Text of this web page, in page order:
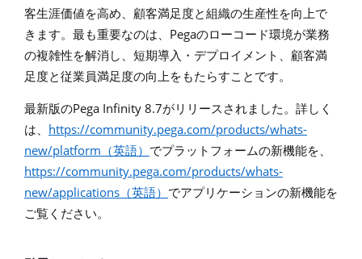
客生涯価値を高め、顧客満足度と組織の生産性を向上で
きます。最も重要なのは、 Pegaのローコード環境が業務
の複雑性を解消し、短期導入・デプロイメント、顧客満
足度と従業員満足度の向上をもたらすことです。
最新版のPega Infinity 8.7がリリースされました。詳しく
は、 https://community.pega.com/products/whats-
new/platform （英語） でプラットフォームの新機能を、
https://community.pega.com/products/whats-
new/applications （英語） でアプリケーションの新機能を
ご覧ください。